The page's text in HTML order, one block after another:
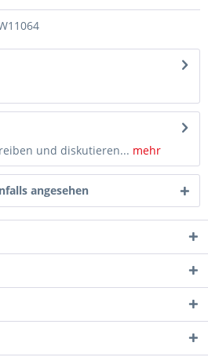
und diskutieren... mehr
angesehen